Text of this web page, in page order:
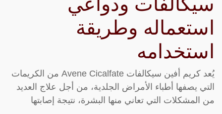
استعماله وطريقة
استخدامه
يُعد كريم أفين سيكالفات Avene Cicalfate من الكريمات
التي يصفها أطباء الأمراض الجلدية، من أجل علاج العديد
من المشكلات التي تعاني منها البشرة، نتيجة إصابتها